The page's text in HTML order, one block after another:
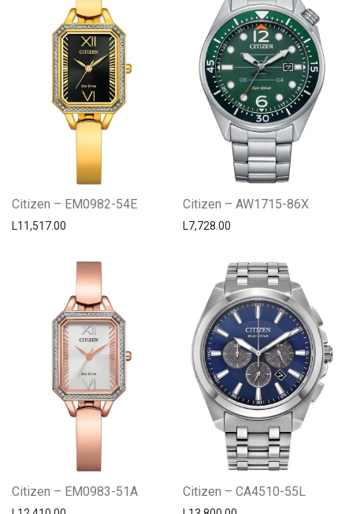
Citizen – EM0982-54E
L11,517.00
Citizen – AW1715-86X
L7,728.00
Citizen – EM0983-51A Citizen – CA4510-55L